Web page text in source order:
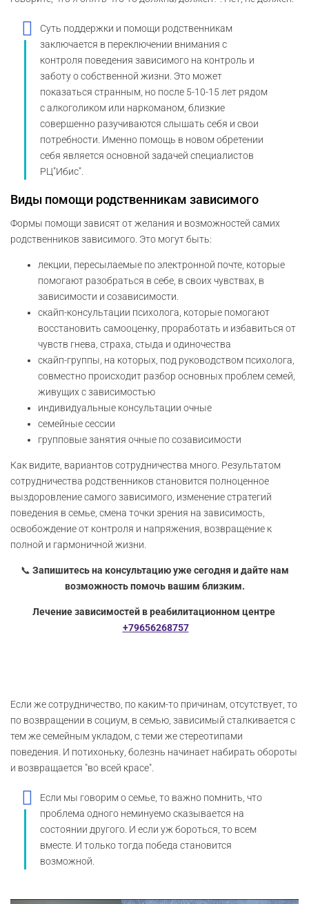
Суть поддержки и помощи родственникам
заключается в переключении внимания с
контроля поведения зависимого на контроль и
заботу о собственной жизни. Это может
показаться странным, но после 5-10-15 лет рядом
с алкоголиком или наркоманом, близкие
совершенно разучиваются слышать себя и свои
потребности. Именно помощь в новом обретении
себя является основной задачей специалистов
РЦ"Ибис".
Виды помощи родственникам зависимого
Формы помощи зависят от желания и возможностей самих
родственников зависимого. Это могут быть:
лекции, пересылаемые по электронной почте, которые
помогают разобраться в себе, в своих чувствах, в
зависимости и созависимости.
скайп-консультации психолога, которые помогают
восстановить самооценку, проработать и избавиться от
чувств гнева, страха, стыда и одиночества
скайп-группы, на которых, под руководством психолога,
совместно происходит разбор основных проблем семей,
живущих с зависимостью
индивидуальные консультации очные
семейные сессии
групповые занятия очные по созависимости
Как видите, вариантов сотрудничества много. Результатом
сотрудничества родственников становится полноценное
выздоровление самого зависимого, изменение стратегий
поведения в семье, смена точки зрения на зависимость,
освобождение от контроля и напряжения, возвращение к
полной и гармоничной жизни.
📞 Запишитесь на консультацию уже сегодня и дайте нам
возможность помочь вашим близким.
Лечение зависимостей в реабилитационном центре
+79656268757
Если же сотрудничество, по каким-то причинам, отсутствует, то
по возвращении в социум, в семью, зависимый сталкивается с
тем же семейным укладом, с теми же стереотипами
поведения. И потихоньку, болезнь начинает набирать обороты
и возвращается "во всей красе".
Если мы говорим о семье, то важно помнить, что
проблема одного неминуемо сказывается на
состоянии другого. И если уж бороться, то всем
вместе. И только тогда победа становится
возможной.